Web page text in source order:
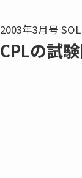
2003年3月号
CPLの試